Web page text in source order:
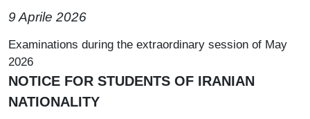
9 Aprile 2026
Examinations during the extraordinary session of May
2026
Paragrafo
NOTICE FOR STUDENTS OF IRANIAN
NATIONALITY